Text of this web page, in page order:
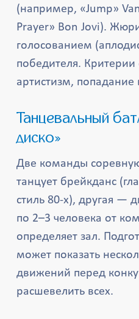
(например, «Jump»
Prayer» Bon Jovi).
голосованием
победителя. Критерии
артистизм, попадание
Танцевальный батл «Брейк против
диско»
Две команды
танцует брейкданс
стиль 80-х), другая —
по 2–3 человека от
определяет зал.
может показать
движений перед
расшевелить всех.